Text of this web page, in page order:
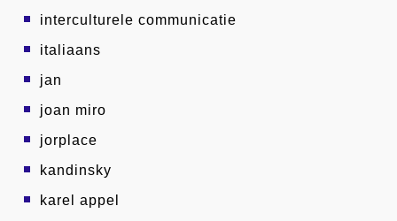
interculturele communicatie
italiaans
jan
joan miro
jorplace
kandinsky
karel appel